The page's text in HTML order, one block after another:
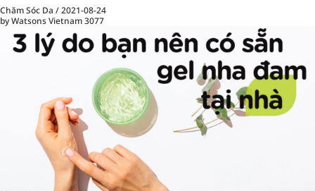
Chăm Sóc Da /2021-08-24
by Watsons Vietnam3077